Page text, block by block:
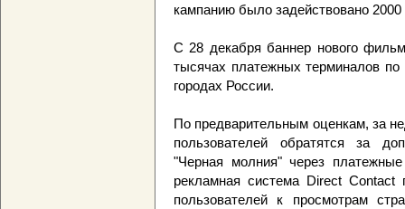
кампанию было задействовано
С 28 декабря баннер нового
тысячах платежных терминалов
городах России.
По предварительным оценкам, за
пользователей обратятся за
"Черная молния" через
рекламная система Direct Contact
пользователей к просмотрам